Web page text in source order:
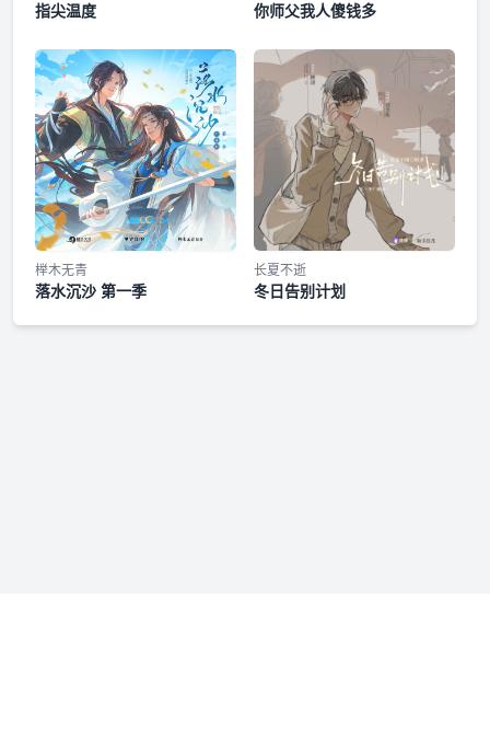
第14集
第15集
主题曲 《无碍》
《无碍》伴奏
期：空蝉@FreeCicada 配乐制作：浅逸@Heroinllze Q版人设
阿予@CHRiiiiiiSSIE 美术排版：渡河弃船@渡河弃船 剧务：夏
天天@夏天冬天没有玩游戏 主题曲《无碍》 音乐制作：
Zoo+動物連合會@Zoo動物連合會 、SCC7000 策划：绿意 作
词：冥凰@-冥凰- 作编曲：小宇Cosmos@我是你拯救过的小
宇宙 演唱：遥昇@遥昇昇_Mss 分轨/后期：啊鲤@啊鲤 和声/
戏腔：赤leopard@赤leopard
指尖温度 你师父我人傻钱多
榉木无青
落水沉沙 第一季
长夏不逝
冬日告别计划